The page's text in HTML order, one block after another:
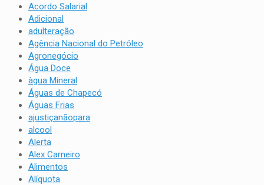
Acordo Salarial
Adicional
adulteração
Agência Nacional do Petróleo
Agronegócio
Água Doce
àgua Mineral
Águas de Chapecó
Águas Frias
ajustiçanãopara
alcool
Alerta
Alex Carneiro
Alimentos
Alíquota